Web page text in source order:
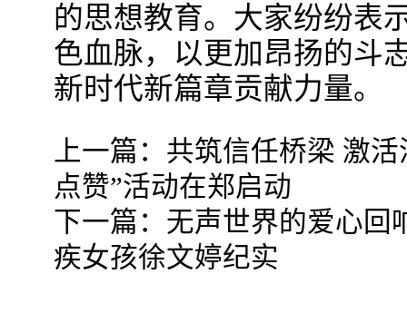
的思想教育。大家纷纷表
色血脉，以更加昂扬的斗
新时代新篇章贡献力量。
上一篇： 共筑信任桥梁 激
点赞”活动在郑启动
下一篇： 无声世界的爱心
疾女孩徐文婷纪实